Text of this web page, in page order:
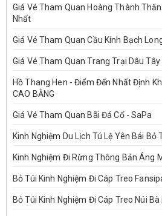
Giá Vé Tham Quan Hoàng Thành
Nhất
Giá Vé Tham Quan Cầu Kính Bạch
Giá Vé Tham Quan Trang Trại Dâu
Hồ Thang Hen - Điểm Đến Nhất Định
CAO BẰNG
Giá Vé Tham Quan Bãi Đá Cổ - SaPa
Kinh Nghiệm Du Lịch Tú Lệ Yên Bái Bỏ
Kinh Nghiệm Đi Rừng Thông Bản Áng
Bỏ Túi Kinh Nghiệm Đi Cáp Treo
Bỏ Túi Kinh Nghiệm Đi Cáp Treo Núi Bà